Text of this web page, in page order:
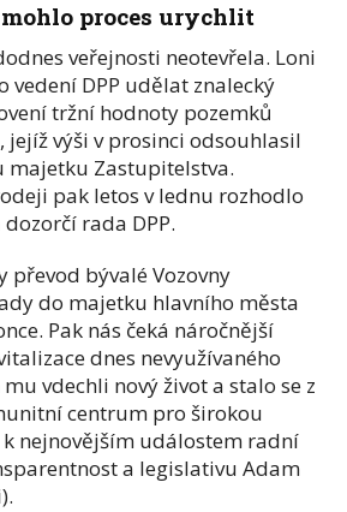
proces urychlit
veřejnosti neotevřela. Loni
vedení DPP udělat znalecký
tržní hodnoty pozemků
jejíž výši v prosinci odsouhlasil
majetku Zastupitelstva.
pak letos v lednu rozhodlo
rada DPP.
převod bývalé Vozovny
do majetku hlavního města
Pak nás čeká náročnější
dnes nevyužívaného
vdechli nový život a stalo se z
centrum pro širokou
k nejnovějším událostem radní
a legislativu Adam